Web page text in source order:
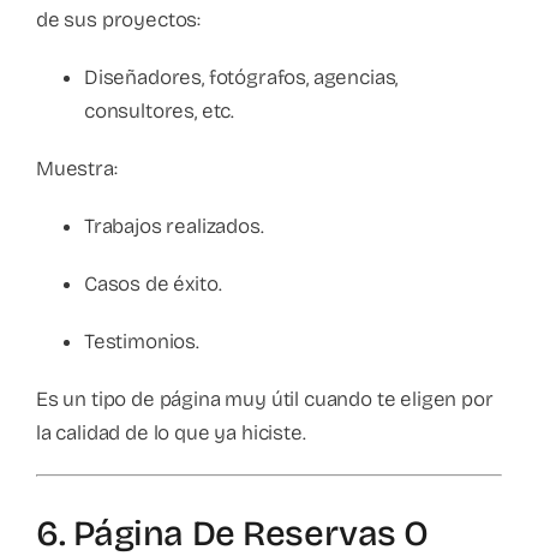
de sus proyectos:
Diseñadores, fotógrafos, agencias,
consultores, etc.
Muestra:
Trabajos realizados.
Casos de éxito.
Testimonios.
Es un tipo de página muy útil cuando te eligen por
la calidad de lo que ya hiciste.
6. Página De Reservas O